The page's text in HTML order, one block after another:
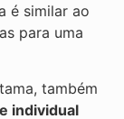
é similar ao
para uma
também
individual